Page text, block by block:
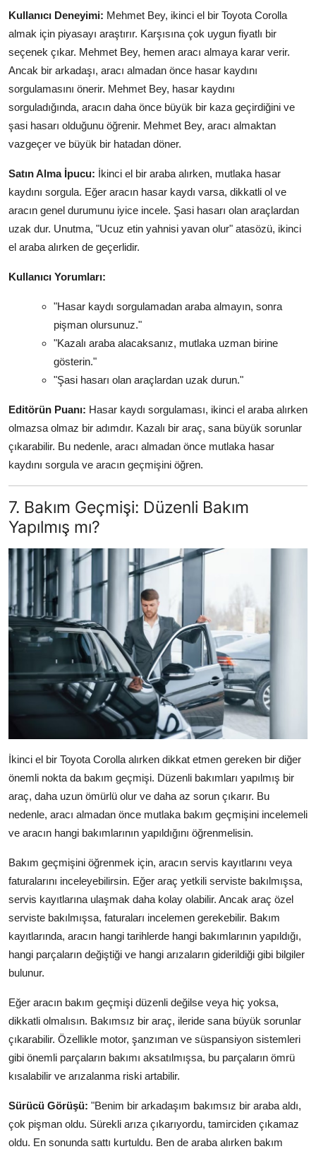
Kullanıcı Deneyimi: Mehmet Bey, ikinci el bir Toyota Corolla
almak için piyasayı araştırır. Karşısına çok uygun fiyatlı bir
seçenek çıkar. Mehmet Bey, hemen aracı almaya karar verir.
Ancak bir arkadaşı, aracı almadan önce hasar kaydını
sorgulamasını önerir. Mehmet Bey, hasar kaydını
sorguladığında, aracın daha önce büyük bir kaza geçirdiğini ve
şasi hasarı olduğunu öğrenir. Mehmet Bey, aracı almaktan
vazgeçer ve büyük bir hatadan döner.
Satın Alma İpucu: İkinci el bir araba alırken, mutlaka hasar
kaydını sorgula. Eğer aracın hasar kaydı varsa, dikkatli ol ve
aracın genel durumunu iyice incele. Şasi hasarı olan araçlardan
uzak dur. Unutma, "Ucuz etin yahnisi yavan olur" atasözü, ikinci
el araba alırken de geçerlidir.
Kullanıcı Yorumları:
"Hasar kaydı sorgulamadan araba almayın, sonra
pişman olursunuz."
"Kazalı araba alacaksanız, mutlaka uzman birine
gösterin."
"Şasi hasarı olan araçlardan uzak durun."
Editörün Puanı: Hasar kaydı sorgulaması, ikinci el araba alırken
olmazsa olmaz bir adımdır. Kazalı bir araç, sana büyük sorunlar
çıkarabilir. Bu nedenle, aracı almadan önce mutlaka hasar
kaydını sorgula ve aracın geçmişini öğren.
7. Bakım Geçmişi: Düzenli Bakım
Yapılmış mı?
İkinci el bir Toyota Corolla alırken dikkat etmen gereken bir diğer
önemli nokta da bakım geçmişi. Düzenli bakımları yapılmış bir
araç, daha uzun ömürlü olur ve daha az sorun çıkarır. Bu
nedenle, aracı almadan önce mutlaka bakım geçmişini incelemeli
ve aracın hangi bakımlarının yapıldığını öğrenmelisin.
Bakım geçmişini öğrenmek için, aracın servis kayıtlarını veya
faturalarını inceleyebilirsin. Eğer araç yetkili serviste bakılmışsa,
servis kayıtlarına ulaşmak daha kolay olabilir. Ancak araç özel
serviste bakılmışsa, faturaları incelemen gerekebilir. Bakım
kayıtlarında, aracın hangi tarihlerde hangi bakımlarının yapıldığı,
hangi parçaların değiştiği ve hangi arızaların giderildiği gibi bilgiler
bulunur.
Eğer aracın bakım geçmişi düzenli değilse veya hiç yoksa,
dikkatli olmalısın. Bakımsız bir araç, ileride sana büyük sorunlar
çıkarabilir. Özellikle motor, şanzıman ve süspansiyon sistemleri
gibi önemli parçaların bakımı aksatılmışsa, bu parçaların ömrü
kısalabilir ve arızalanma riski artabilir.
Sürücü Görüşü: "Benim bir arkadaşım bakımsız bir araba aldı,
çok pişman oldu. Sürekli arıza çıkarıyordu, tamirciden çıkamaz
oldu. En sonunda sattı kurtuldu. Ben de araba alırken bakım